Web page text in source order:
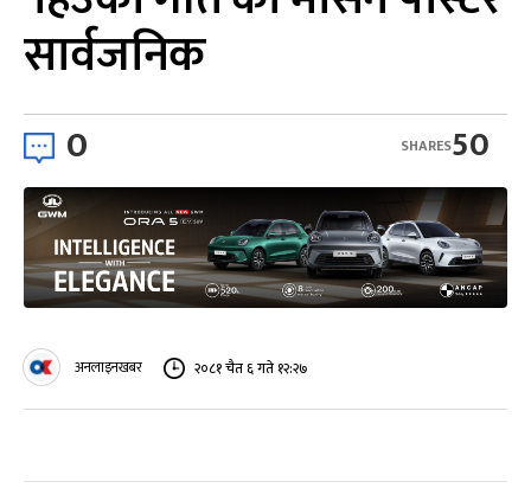
सार्वजनिक
0 50
SHARES
अनलाइनखबर २०८१ चैत ६ गते १२:२७